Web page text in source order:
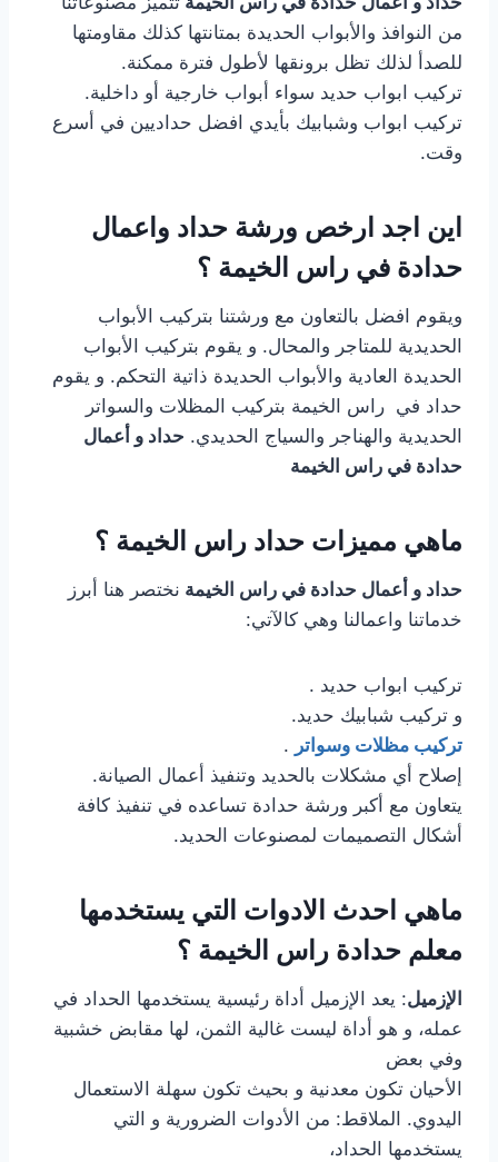
من النوافذ والأبواب الحديدة بمتانتها كذلك مقاومتها
للصدأ لذلك تظل برونقها لأطول فترة ممكنة.
تركيب ابواب حديد سواء أبواب خارجية أو داخلية.
تركيب ابواب وشبابيك بأيدي افضل حداديين في أسرع
وقت.
اين اجد ارخص ورشة حداد واعمال
حدادة في راس الخيمة ؟
ويقوم افضل بالتعاون مع ورشتنا بتركيب الأبواب
الحديدية للمتاجر والمحال. و يقوم بتركيب الأبواب
الحديدة العادية والأبواب الحديدة ذاتية التحكم. و يقوم
حداد في راس الخيمة بتركيب المظلات والسواتر
الحديدية والهناجر والسياج الحديدي. حداد و أعمال
حدادة في راس الخيمة
ماهي مميزات حداد راس الخيمة ؟
حداد و أعمال حدادة في راس الخيمة نختصر هنا أبرز
خدماتنا واعمالنا وهي كالآتي:
تركيب ابواب حديد .
و تركيب شبابيك حديد.
تركيب مظلات وسواتر .
إصلاح أي مشكلات بالحديد وتنفيذ أعمال الصيانة.
يتعاون مع أكبر ورشة حدادة تساعده في تنفيذ كافة
أشكال التصميمات لمصنوعات الحديد.
ماهي احدث الادوات التي يستخدمها
معلم حدادة راس الخيمة ؟
الإزميل: يعد الإزميل أداة رئيسية يستخدمها الحداد في
عمله، و هو أداة ليست غالية الثمن، لها مقابض خشبية
وفي بعض
الأحيان تكون معدنية و بحيث تكون سهلة الاستعمال
اليدوي. الملاقط: من الأدوات الضرورية و التي
يستخدمها الحداد،